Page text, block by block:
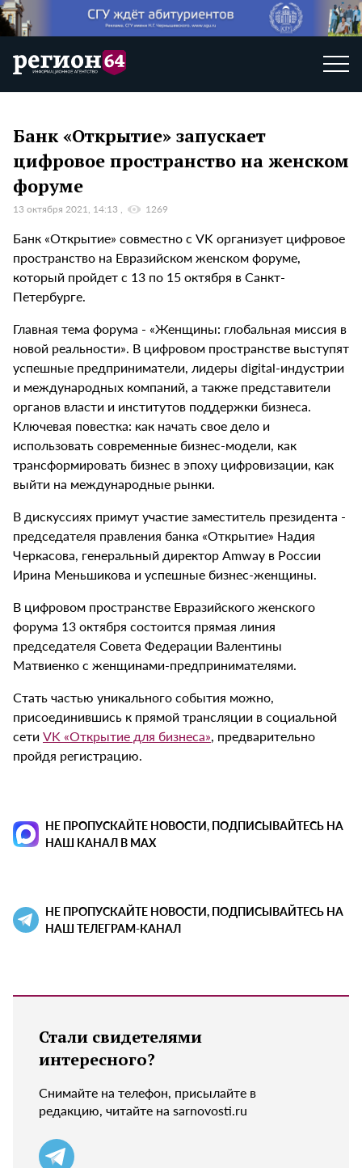
Банк «Открытие» запускает
цифровое пространство на женском
форуме
13 октября 2021, 14:13 1269
Банк «Открытие» совместно с VK организует цифровое
пространство на Евразийском женском форуме,
который пройдет с 13 по 15 октября в Санкт-
Петербурге.
Главная тема форума - «Женщины: глобальная миссия в
новой реальности». В цифровом пространстве выступят
успешные предприниматели, лидеры digital-индустрии
и международных компаний, а также представители
органов власти и институтов поддержки бизнеса.
Ключевая повестка: как начать свое дело и
использовать современные бизнес-модели, как
трансформировать бизнес в эпоху цифровизации, как
выйти на международные рынки.
В дискуссиях примут участие заместитель президента -
председателя правления банка «Открытие» Надия
Черкасова, генеральный директор Amway в России
Ирина Меньшикова и успешные бизнес-женщины.
В цифровом пространстве Евразийского женского
форума 13 октября состоится прямая линия
председателя Совета Федерации Валентины
Матвиенко с женщинами-предпринимателями.
Стать частью уникального события можно,
присоединившись к прямой трансляции в социальной
сети VK «Открытие для бизнеса», предварительно
пройдя регистрацию.
НЕ ПРОПУСКАЙТЕ НОВОСТИ, ПОДПИСЫВАЙТЕСЬ НА
НАШ КАНАЛ В MAX
НЕ ПРОПУСКАЙТЕ НОВОСТИ, ПОДПИСЫВАЙТЕСЬ НА
НАШ ТЕЛЕГРАМ-КАНАЛ
Стали свидетелями
интересного?
Снимайте на телефон, присылайте в
редакцию, читайте на sarnovosti.ru